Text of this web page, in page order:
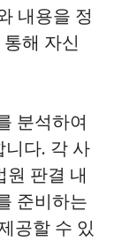
내용을 정
해 자신
분석하여
다. 각 사
원 판결 내
준비하는
공할 수 있